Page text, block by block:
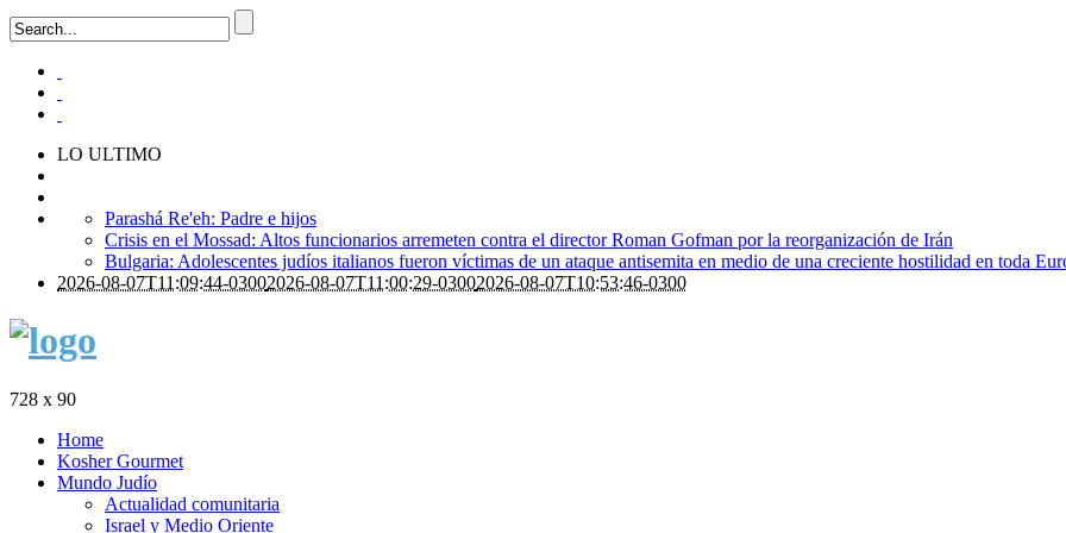
LO ULTIMO
Parashá Re'eh: Padre e hijos
Crisis en el Mossad: Altos funcionarios arremeten contra el director Roman Gofman por la reorganización de Irán
Bulgaria: Adolescentes judíos italianos fueron víctimas de un ataque antisemita en medio de una creciente hostilidad en toda
2026-08-07T11:09:44-03002026-08-07T11:00:29-03002026-08-07T10:53:46-0300
728 x 90
Home
Kosher Gourmet
Mundo Judío
Actualidad comunitaria
Israel y Medio Oriente